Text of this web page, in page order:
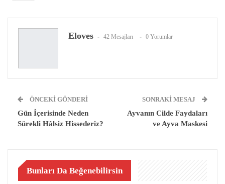
Eloves 42 Mesajları 0 Yorumlar
ÖNCEKI GÖNDERI
Gün İçerisinde Neden
Sürekli Hâlsiz Hissederiz?
SONRAKI MESAJ
Ayvanın Cilde Faydaları
ve Ayva Maskesi
Bunları Da Beğenebilirsin